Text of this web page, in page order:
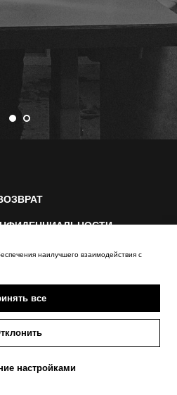
наилучшего взаимодействия с
все
настройками
БЕСПЛАТНЫЙ РЕМОНТ
"ПЛАН Б"